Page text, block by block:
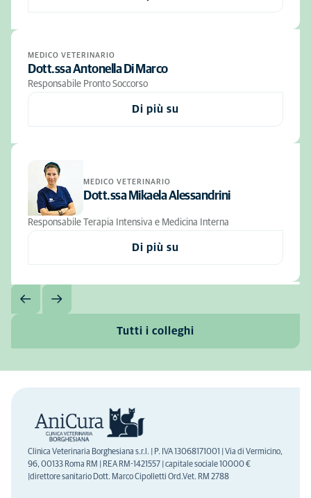
MEDICO VETERINARIO
Dott.ssa Antonella Di Marco
Responsabile Pronto Soccorso
Di più su
MEDICO VETERINARIO
Dott.ssa Mikaela Alessandrini
Responsabile Terapia Intensiva e Medicina Interna
Di più su
Tutti i colleghi
Clinica Veterinaria Borghesiana s.r.l. | P. IVA 13068171001 | Via di Vermicino,
96, 00133 Roma RM | REA RM-1421557 | capitale sociale 10000 €
|direttore sanitario Dott. Marco Cipolletti Ord.Vet. RM 2788